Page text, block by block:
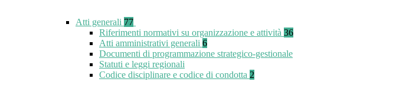
Atti generali 77
Riferimenti normativi su organizzazione e attività 36
Atti amministrativi generali 6
Documenti di programmazione strategico-gestionale
Statuti e leggi regionali
Codice disciplinare e codice di condotta 2